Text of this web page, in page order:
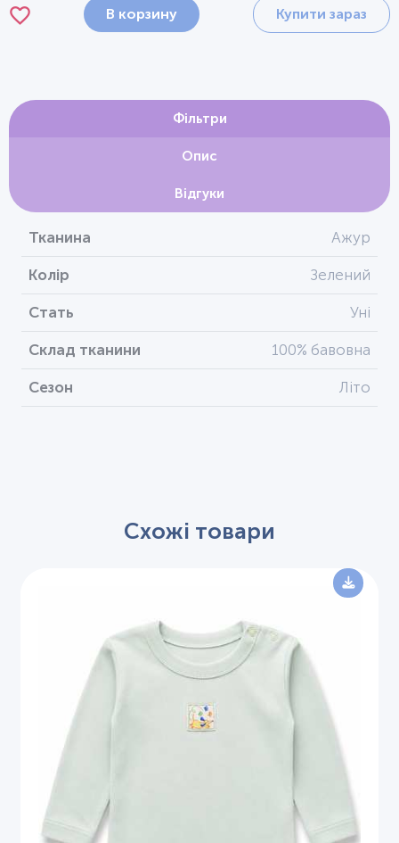
В корзину Купити зараз
Фільтри
Опис
Відгуки
Тканина Ажур
Колір Зелений
Стать Уні
Склад тканини 100% бавовна
Сезон Літо
Схожі товари